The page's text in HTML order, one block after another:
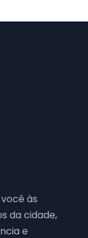
às
da cidade,
e